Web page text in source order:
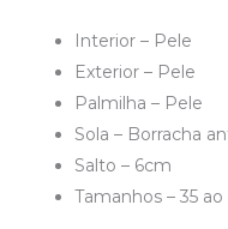
Interior – Pele
Exterior – Pele
Palmilha – Pele
Sola – Borracha
Salto – 6cm
Tamanhos – 35